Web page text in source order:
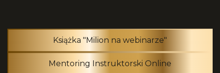
Książka "Milion na webinarze"
Mentoring Instruktorski Online